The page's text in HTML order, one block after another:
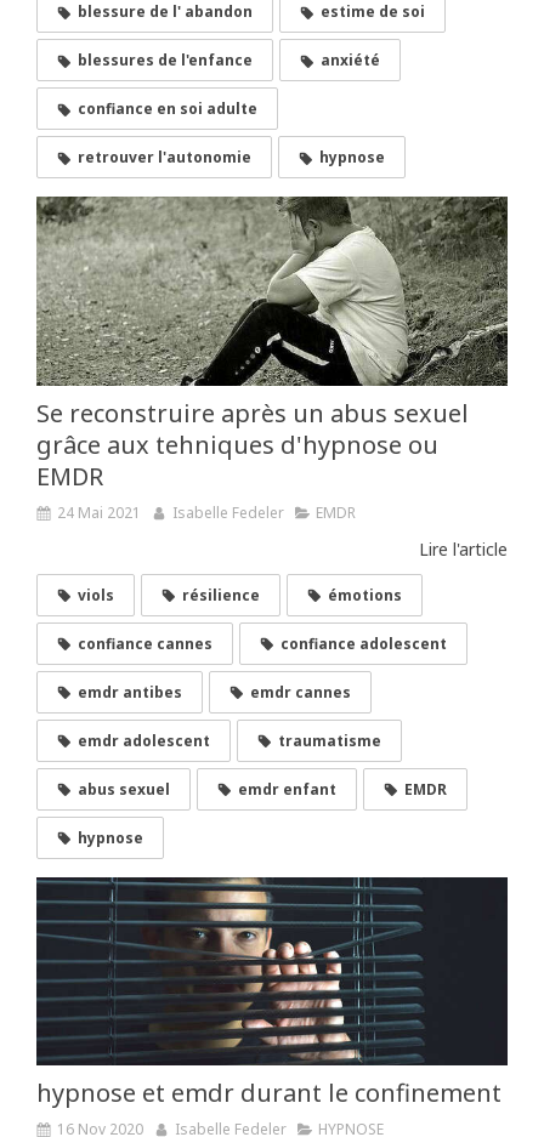
blessure de l' abandon estime de soi
blessures de l'enfance anxiété
confiance en soi adulte
retrouver l'autonomie hypnose
Se reconstruire après un abus sexuel
grâce aux tehniques d'hypnose ou
EMDR
24 Mai 2021 Isabelle Fedeler EMDR
Lire l'article
viols résilience émotions
confiance cannes confiance adolescent
emdr antibes emdr cannes
emdr adolescent traumatisme
abus sexuel emdr enfant EMDR
hypnose
hypnose et emdr durant le confinement
16 Nov 2020 Isabelle Fedeler HYPNOSE